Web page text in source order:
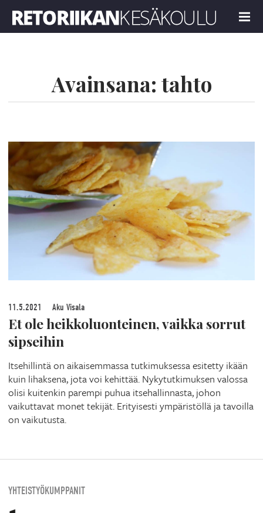
MENU
Avainsana: tahto
11.5.2021 Aku Visala
Et ole heikkoluonteinen, vaikka sorrut
sipseihin
Itsehillintä on aikaisemmassa tutkimuksessa esitetty ikään
kuin lihaksena, jota voi kehittää. Nykytutkimuksen valossa
olisi kuitenkin parempi puhua itsehallinnasta, johon
vaikuttavat monet tekijät. Erityisesti ympäristöllä ja tavoilla
on vaikutusta.
YHTEISTYÖKUMPPANIT